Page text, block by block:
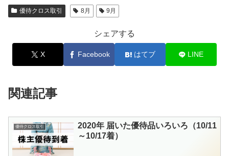
優待クロス取引 8月 9月
シェアする
X Facebook はてブ LINE
関連記事
優待クロス取引
2020年 届いた優待品いろいろ（10/11
～10/17着）